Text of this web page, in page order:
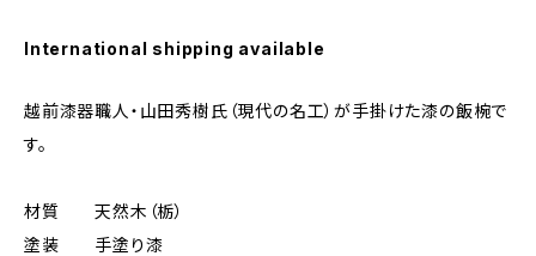
International shipping available
越前漆器職人・山田秀樹氏（現代の名工）が手掛けた漆の飯椀で
す。
材質 天然木（栃）
塗装 手塗り漆